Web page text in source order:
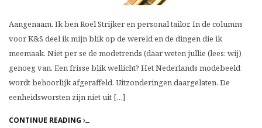
Aangenaam. Ik ben Roel Strijker en personal tailor. In de columns
voor K&S deel ik mijn blik op de wereld en de dingen die ik
meemaak. Niet per se de modetrends (daar weten jullie (lees: wij)
genoeg van. Een frisse blik wellicht? Het Nederlands modebeeld
wordt behoorlijk afgeraffeld. Uitzonderingen daargelaten. De
eenheidsworsten zijn niet uit […]
CONTINUE READING